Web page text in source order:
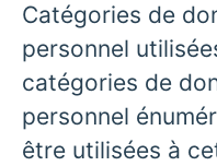
Catégories de
personnel
catégories de
personnel
être utilisées à